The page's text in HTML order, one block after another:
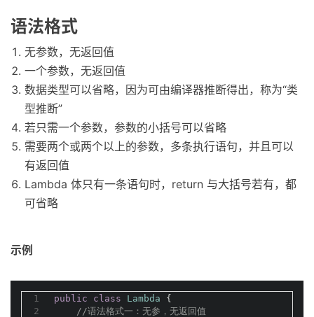
语法格式
无参数，无返回值
一个参数，无返回值
数据类型可以省略，因为可由编译器推断得出，称为“类
型推断”
若只需一个参数，参数的小括号可以省略
需要两个或两个以上的参数，多条执行语句，并且可以
有返回值
Lambda 体只有一条语句时，return 与大括号若有，都
可省略
示例
1
2
public class Lambda
{
//语法格式一：无参，无返回值